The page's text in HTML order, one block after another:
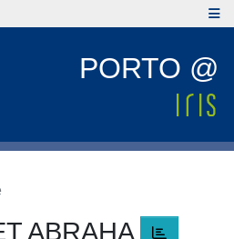
PORTO @
ABRAHA